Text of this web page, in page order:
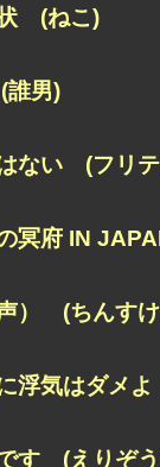
(ねこ)
男)
ない (フリ
冥府 IN
） (ちんす
浮気はダメ
す (えりぞ